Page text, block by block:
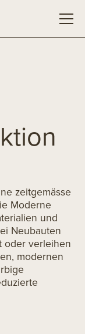
zeitgemässe
Moderne
und
Neubauten
oder verleihen
modernen